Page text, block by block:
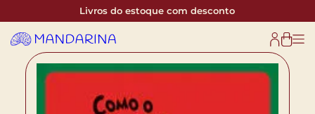
Livros do estoque com desconto